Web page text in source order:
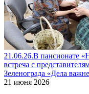
21.06.26.В пансионате
встреча с
Зеленограда «Дела
21 июня 2026